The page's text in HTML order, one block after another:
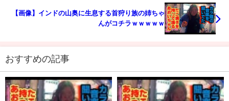
【画像】インドの山奥に生息する首狩り族の姉ちゃ
んがコチラｗｗｗｗｗ
おすすめの記事